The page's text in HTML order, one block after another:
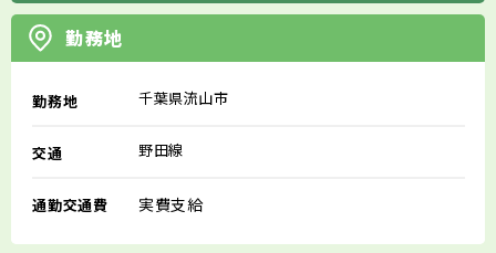
勤務地
勤務地 千葉県流山市
交通 野田線
通勤交通費 実費支給